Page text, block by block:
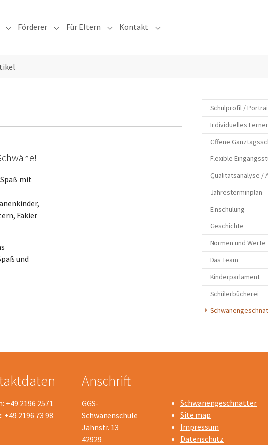
for "Unterricht"
Submenu for "Sport"
Förderer Submenu for "Förderer"
Für Eltern Submenu for "Für Eltern"
Kontakt Submenu for "Kontakt"
mit
Fakier
und
Schulprofil /
Individuelles Lernen
Offene
Flexible
Qualitätsanalyse /
Jahresterminplan
Einschulung
Geschichte
Normen und Werte
Das Team
Kinderparlament
Schülerbücherei
+49 2196 2571
+49 2196 73 98
Anschrift
GGS-
Schwanenschule
Jahnstr. 13
42929
Schwanengeschnatter
Site map
Impressum
Datenschutz